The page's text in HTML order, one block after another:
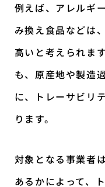
例えば、アレルギ
み換え食品などは
高いと考えられま
も、原産地や製造
に、トレーサビリ
ります。
対象となる事業者
あるかによって、